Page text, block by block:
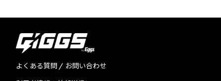
よくある質問 / お問い合わせ